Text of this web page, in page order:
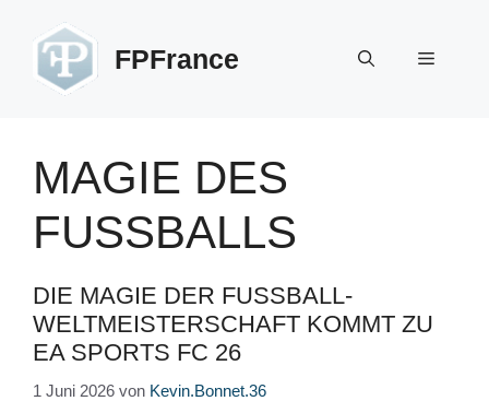
springen
FPFrance Menü
MAGIE DES
FUSSBALLS
DIE MAGIE DER FUSSBALL-W
ELTMEISTERSCHAFT KOMMT ZU E
A SPORTS FC 26
1 Juni 2026 von Kevin.Bonnet.36